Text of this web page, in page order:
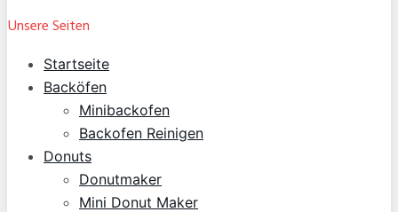
Unsere Seiten
Startseite
Backöfen
Minibackofen
Backofen Reinigen
Donuts
Donutmaker
Mini Donut Maker